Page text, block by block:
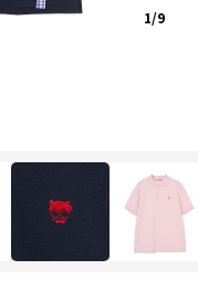
1/9